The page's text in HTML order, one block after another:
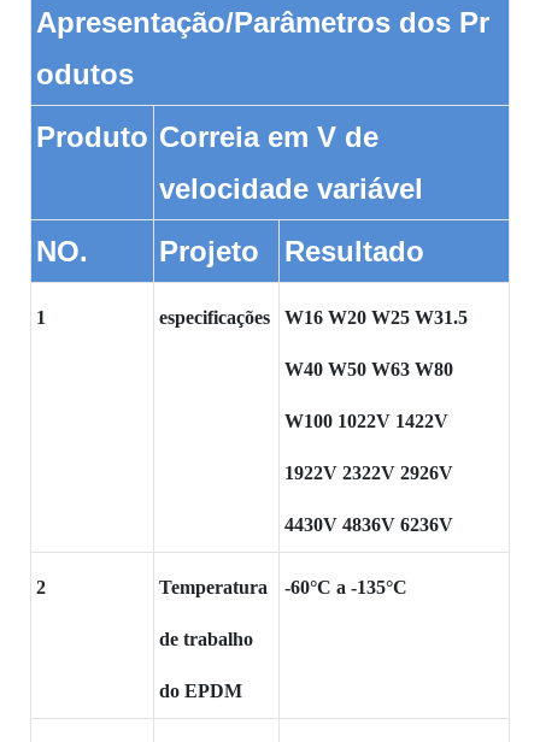
Apresentação/Parâmetros dos Pr
odutos
Produto Correia em V de
velocidade variável
NO.
Projeto Resultado
1 especificações W16 W20 W25 W31.5
W40 W50 W63 W80
W100 1022V 1422V
1922V 2322V 2926V
4430V 4836V 6236V
2 Temperatura
de trabalho
do EPDM
-60°C a -135°C